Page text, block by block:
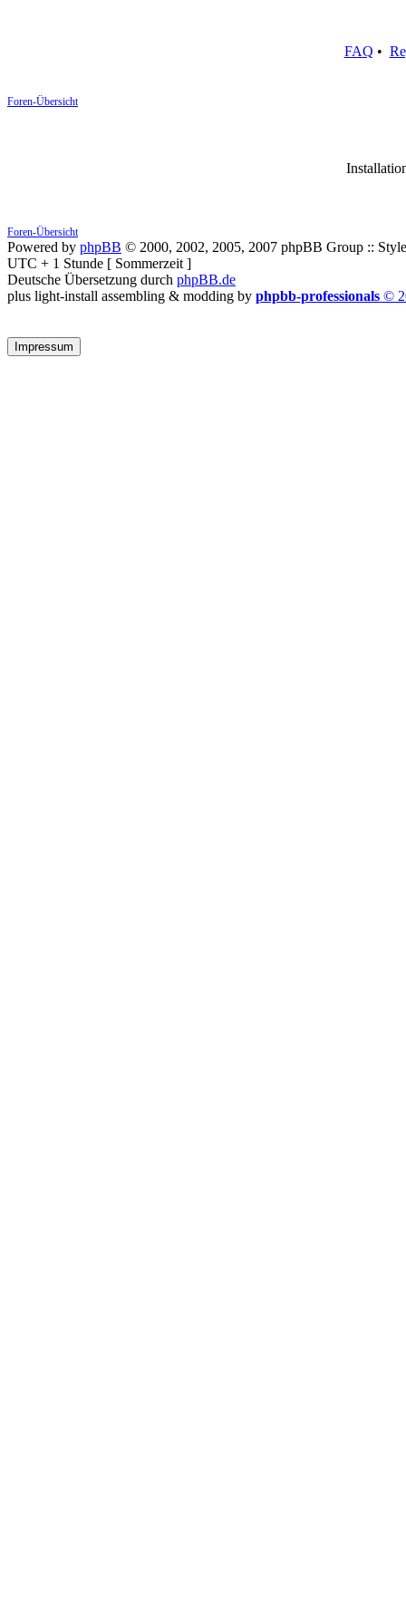
FAQ •
Foren-Übersicht
Foren-Übersicht
Powered by phpBB © 2000, 2002, 2005, 2007 phpBB Group ::
UTC + 1 Stunde [ Sommerzeit ]
Deutsche Übersetzung durch phpBB.de
plus light-install assembling & modding by phpbb-professionals ©